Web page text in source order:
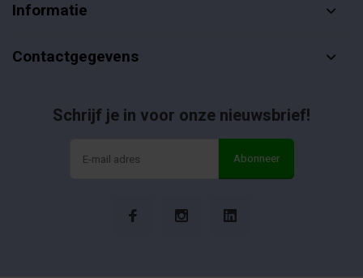
Informatie
Contactgegevens
Schrijf je in voor onze nieuwsbrief!
Abonneer